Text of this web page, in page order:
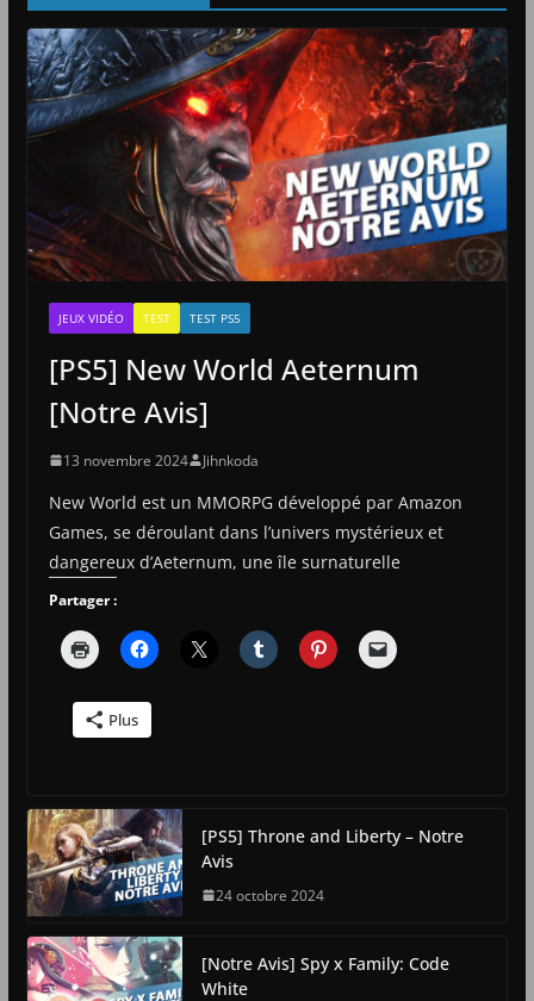
JEUX VIDÉO TEST TEST PS5
[PS5] New World Aeternum
[Notre Avis]
13 novembre 2024 Jihnkoda
New World est un MMORPG développé par Amazon
Games, se déroulant dans l’univers mystérieux et
dangereux d’Aeternum, une île surnaturelle
Partager :
Plus
[PS5] Throne and Liberty – Notre
Avis
24 octobre 2024
[Notre Avis] Spy x Family: Code
White